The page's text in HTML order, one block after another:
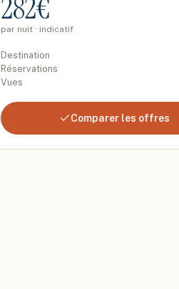
282€
par nuit · indicatif
Destination
Réservations
Vues
Comparer les offres